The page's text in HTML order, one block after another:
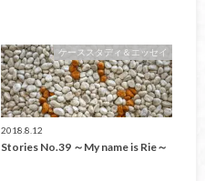
ケーススタディ＆エッセイ
2018.8.12
Stories No.39 ～My name is Rie～